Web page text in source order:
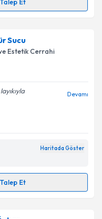
Et
takvimi talebi
almanız için bir
ile bilgilendireceğiz.
ilişkin
verilerimin belirtilen
ediyorum.
Gönder
Sucu
Estetik Cerrahi
Devamı
Haritada Göster
Et